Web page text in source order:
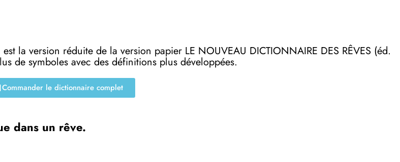
la version réduite de la version papier LE NOUVEAU DICTIONNAIRE DES RÊVES (éd.
de symboles avec des définitions plus développées.
Commander le dictionnaire complet
dans un rêve.